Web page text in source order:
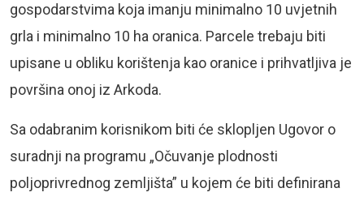
gospodarstvima koja imanju minimalno 10 uvjetnih
grla i minimalno 10 ha oranica. Parcele trebaju biti
upisane u obliku korištenja kao oranice i prihvatljiva je
površina onoj iz Arkoda.
Sa odabranim korisnikom biti će sklopljen Ugovor o
suradnji na programu „Očuvanje plodnosti
poljoprivrednog zemljišta” u kojem će biti definirana